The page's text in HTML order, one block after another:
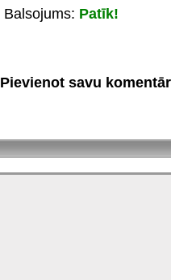
Balsojums: Patīk!
Pievienot savu